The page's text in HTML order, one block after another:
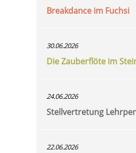
Breakdance im Fuchsi
30.06.2026
Die Zauberflöte im
24.06.2026
Stellvertretung
22.06.2026